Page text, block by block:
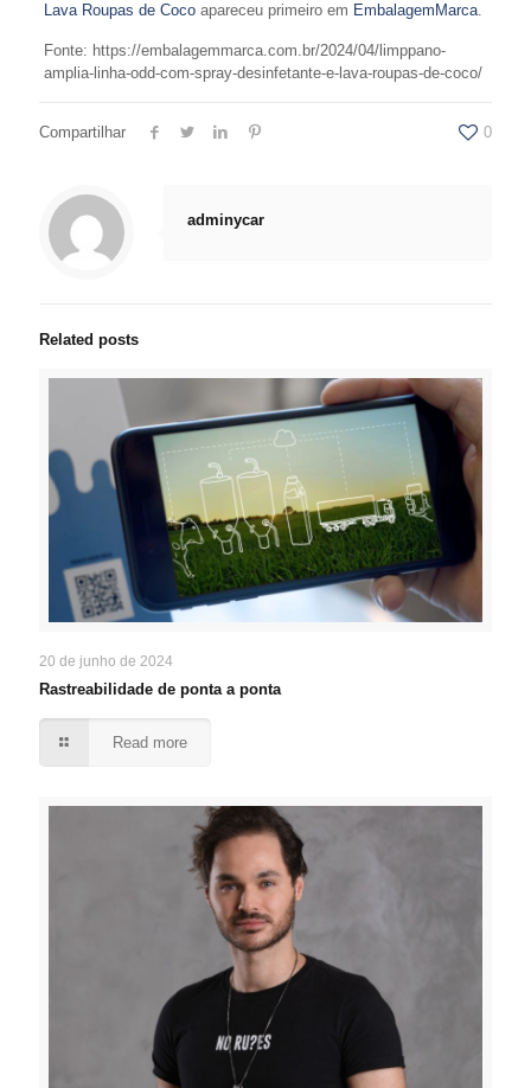
Lava Roupas de Cocoapareceu primeiro em EmbalagemMarca.
Fonte: https://embalagemmarca.com.br/2024/04/limppano-
amplia-linha-odd-com-spray-desinfetante-e-lava-roupas-de-coco/
Compartilhar 0
adminycar
Related posts
20 de junho de 2024
Rastreabilidade de ponta a ponta
Read more